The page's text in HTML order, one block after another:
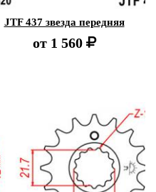
JTF 437 звезда передняя
от 1 560